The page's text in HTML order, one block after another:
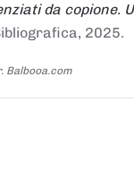
da copione.
2025.
Balbooa.com